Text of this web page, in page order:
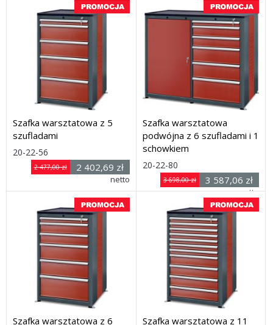
Dostawa: 21 dni
Szafka warsztatowa z 5
szufladami
20-22-56
2 402,69 zł
2 477,00 zł
netto
Dostawa: 21 dni
Szafka warsztatowa
podwójna z 6 szufladami i 1
schowkiem
20-22-80
3 587,06 zł
3 698,00 zł
netto
głęb.) 1030 x 1240 x 600
Dostawa: 21 dni
Szafka warsztatowa z 6 Szafka warsztatowa z 11